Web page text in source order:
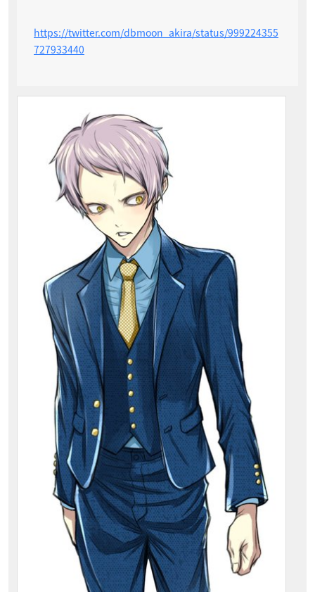
https://twitter.com/dbmoon_akira/status/999224355
727933440